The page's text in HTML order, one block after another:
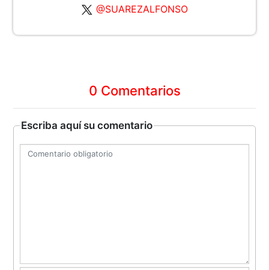
@SUAREZALFONSO
0 Comentarios
Escriba aquí su comentario